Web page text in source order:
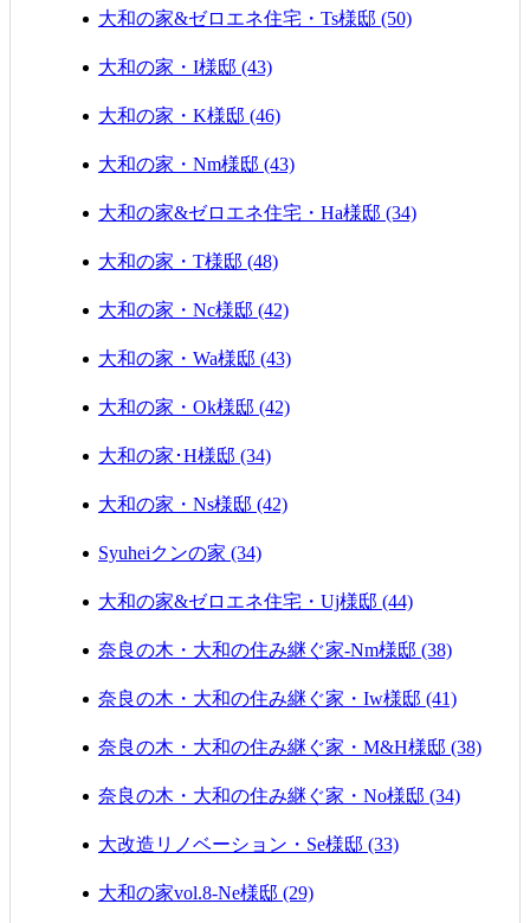
大和の家&ゼロエネ住宅・Ts様邸 (50)
大和の家・I様邸 (43)
大和の家・K様邸 (46)
大和の家・Nm様邸 (43)
大和の家&ゼロエネ住宅・Ha様邸 (34)
大和の家・T様邸 (48)
大和の家・Nc様邸 (42)
大和の家・Wa様邸 (43)
大和の家・Ok様邸 (42)
大和の家･H様邸 (34)
大和の家・Ns様邸 (42)
Syuheiクンの家 (34)
大和の家&ゼロエネ住宅・Uj様邸 (44)
奈良の木・大和の住み継ぐ家-Nm様邸 (38)
奈良の木・大和の住み継ぐ家・Iw様邸 (41)
奈良の木・大和の住み継ぐ家・M&H様邸 (38)
奈良の木・大和の住み継ぐ家・No様邸 (34)
大改造リノベーション・Se様邸 (33)
大和の家vol.8-Ne様邸 (29)